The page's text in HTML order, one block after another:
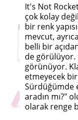
It's Not
çok kolay
bir renk
mevcut,
belli bir
de görülüyor.
görünüyor.
etmeyecek
Sürdüğümde
aradın mı?"
olarak renge